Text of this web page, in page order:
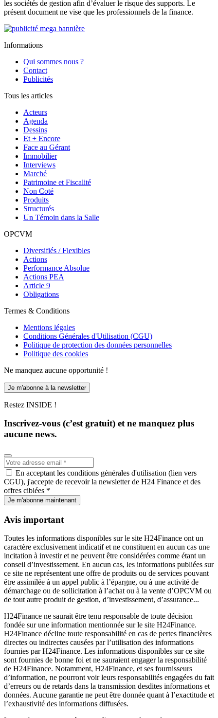
les sociétés de gestion afin d’évaluer le risque des supports. Le
présent document ne vise que les professionnels de la finance.
Informations
Qui sommes nous ?
Contact
Publicités
Tous les articles
Acteurs
Agenda
Dessins
Et + Encore
Face au Gérant
Immobilier
Interviews
Marché
Patrimoine et Fiscalité
Non Coté
Produits
Structurés
Un Témoin dans la Salle
OPCVM
Diversifiés / Flexibles
Actions
Performance Absolue
Actions PEA
Article 9
Obligations
Termes & Conditions
Mentions légales
Conditions Générales d'Utilisation (CGU)
Politique de protection des données personnelles
Politique des cookies
Ne manquez aucune opportunité !
Je m'abonne à la newsletter
Restez INSIDE !
Inscrivez-vous (c’est gratuit) et ne manquez plus
aucune news.
En acceptant les conditions générales d'utilisation (lien vers
CGU), j'accepte de recevoir la newsletter de H24 Finance et des
offres ciblées *
Je m'abonne maintenant
Avis important
Toutes les informations disponibles sur le site H24Finance ont un
caractère exclusivement indicatif et ne constituent en aucun cas une
incitation à investir et ne peuvent être considérées comme étant un
conseil d’investissement. En aucun cas, les informations publiées sur
ce site ne représentent une offre de produits ou de services pouvant
être assimilée à un appel public à l’épargne, ou à une activité de
démarchage ou de sollicitation à l’achat ou à la vente d’OPCVM ou
de tout autre produit de gestion, d’investissement, d’assurance...
H24Finance ne saurait être tenu responsable de toute décision
fondée sur une information mentionnée sur le site H24Finance.
H24Finance décline toute responsabilité en cas de pertes financières
directes ou indirectes causées par l’utilisation des informations
fournies par H24Finance. Les informations disponibles sur ce site
sont fournies de bonne foi et ne sauraient engager la responsabilité
de H24Finance. Notamment, H24Finance, et ses fournisseurs
d’information, ne pourront voir leurs responsabilités engagées du fait
d’erreurs ou de retards dans la transmission desdites informations et
données. Aucune garantie ne peut être donnée quant à l’exactitude et
l’exhaustivité des informations diffusées.